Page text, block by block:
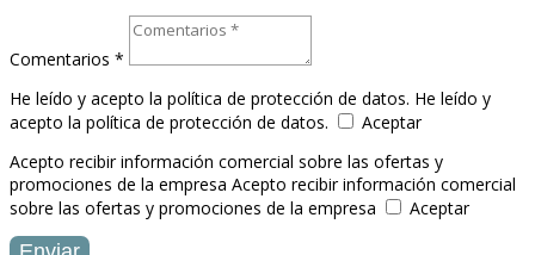
Comentarios *
He leído y acepto la política de protección de datos. He leído y
acepto la política de protección de datos.
Aceptar
Acepto recibir información comercial sobre las ofertas y
promociones de la empresa Acepto recibir información comercial
sobre las ofertas y promociones de la empresa
Aceptar